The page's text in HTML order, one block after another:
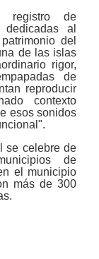
registro de
al
del
de las islas
rigor,
de
reproducir
contexto
esos sonidos
se celebre de
de
el municipio
más de 300